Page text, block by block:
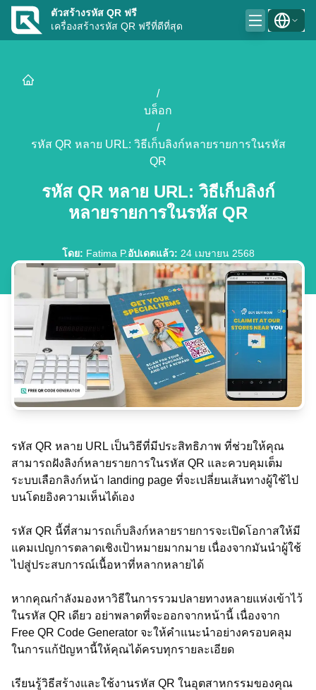
ตัวสร้างรหัส QR ฟรี
เครื่องสร้างรหัส QR ฟรีที่ดีที่สุด
/
บล็อก
/
รหัส QR หลาย URL: วิธีเก็บลิงก์หลายรายการในรหัส
QR
รหัส QR หลาย URL: วิธีเก็บลิงก์
หลายรายการในรหัส QR
โดย: Fatima P.อัปเดตแล้ว: 24 เมษายน 2568
รหัส QR หลาย URL เป็นวิธีที่มีประสิทธิภาพ ที่ช่วยให้คุณ
สามารถฝังลิงก์หลายรายการในรหัส QR และควบคุมเต็ม
ระบบเลือกลิงก์หน้า landing page ที่จะเปลี่ยนเส้นทางผู้ใช้ไป
บนโดยอิงความเห็นได้เอง
รหัส QR นี้ที่สามารถเก็บลิงก์หลายรายการจะเปิดโอกาสให้มี
แคมเปญการตลาดเชิงเป้าหมายมากมาย เนื่องจากมันนำผู้ใช้
ไปสู่ประสบการณ์เนื้อหาที่หลากหลายได้
หากคุณกำลังมองหาวิธีในการรวมปลายทางหลายแห่งเข้าไว้
ในรหัส QR เดียว อย่าพลาดที่จะออกจากหน้านี้ เนื่องจาก
Free QR Code Generator จะให้คำแนะนำอย่างครอบคลุม
ในการแก้ปัญหานี้ให้คุณได้ครบทุกรายละเอียด
เรียนรู้วิธีสร้างและใช้งานรหัส QR ในอุตสาหกรรมของคุณ